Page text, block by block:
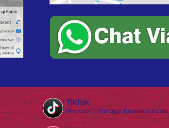
TikTok
tiktok.com/@juragantasseminar.com